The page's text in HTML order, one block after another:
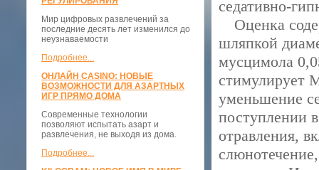
Мир цифровых развлечений за
последние десять лет изменился до
неузнаваемости
Подробнее...
ОНЛАЙН CASINO: НОВЫЕ
ВОЗМОЖНОСТИ ДЛЯ АЗАРТНЫХ
ИГР ПРЯМО ДОМА
Современные технологии
позволяют испытать азарт и
развлечения, не выходя из дома.
Подробнее...
седативно-
Оценка
шляпкой
мусцимола
стимулирует
уменьшение
поступлении
отравления,